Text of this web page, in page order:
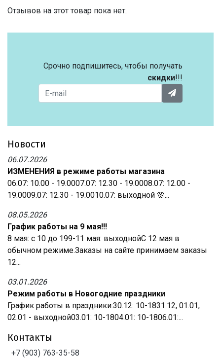
Отзывов на этот товар пока нет.
Срочно подпишитесь, чтобы получать
скидки!!!
Новости
06.07.2026
ИЗМЕНЕНИЯ в режиме работы магазина
06.07: 10.00 - 19.0007.07: 12.30 - 19.0008.07: 12.00 -
19.0009.07: 12.30 - 19.0010.07: выходной 🌸...
08.05.2026
График работы на 9 мая!!!
8 мая: с 10 до 199-11 мая: выходнойС 12 мая в
обычном режиме.Заказы на сайте принимаем заказы
12...
03.01.2026
Режим работы в Новогодние праздники
График работы в праздники:30.12: 10-1831.12, 01.01,
02.01 - выходной03.01: 10-1804.01: 10-1806.01:...
Контакты
+7 (903) 763-35-58